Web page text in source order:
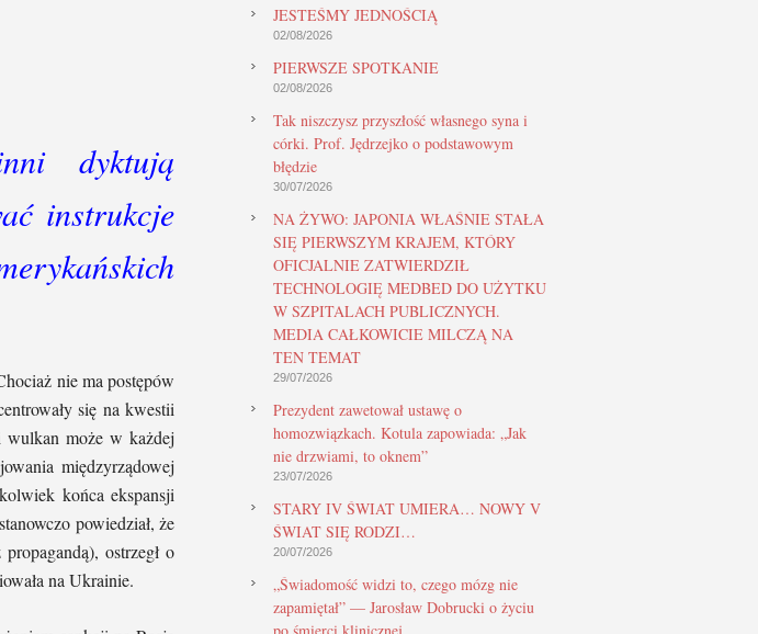
dyktują
instrukcje
nie ma postępów
się na kwestii
wulkan może w każdej
międzyrządowej
końca ekspansji
powiedział, że
ostrzegł o
na Ukrainie.
JESTEŚMY JEDNOŚCIĄ
02/08/2026
PIERWSZE SPOTKANIE
02/08/2026
Tak niszczysz przyszłość własnego syna i
córki. Prof. Jędrzejko o podstawowym
błędzie
30/07/2026
NA ŻYWO: JAPONIA WŁAŚNIE STAŁA
SIĘ PIERWSZYM KRAJEM, KTÓRY
OFICJALNIE ZATWIERDZIŁ
TECHNOLOGIĘ MEDBED DO UŻYTKU
W SZPITALACH PUBLICZNYCH.
MEDIA CAŁKOWICIE MILCZĄ NA
TEN TEMAT
29/07/2026
Prezydent zawetował ustawę o
homozwiązkach. Kotula zapowiada: „Jak
nie drzwiami, to oknem”
23/07/2026
STARY IV ŚWIAT UMIERA… NOWY V
ŚWIAT SIĘ RODZI…
20/07/2026
„Świadomość widzi to, czego mózg nie
zapamiętał” — Jarosław Dobrucki o życiu